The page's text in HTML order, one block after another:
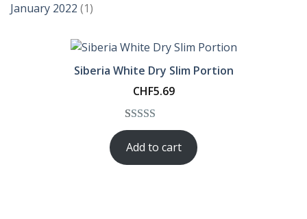
January 2022 (1)
Siberia White Dry Slim Portion
CHF5.69
Rated5.00
out of 5
based on
1
Add to cart